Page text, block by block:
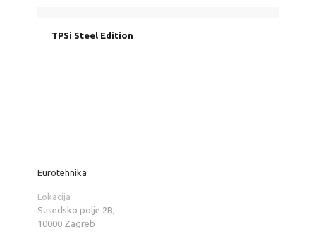
TPSi Steel Edition
Eurotehnika
Lokacija
Susedsko polje 2B,
10000 Zagreb